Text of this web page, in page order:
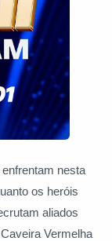
nesta
os heróis
aliados
Vermelha